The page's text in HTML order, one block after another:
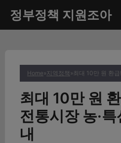
츠
정부정책 지원조아
Home»지역정책 »
최대 10만 원
전통시장 농·
내